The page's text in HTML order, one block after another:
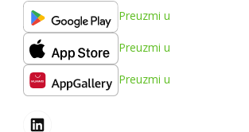
Preuzmi u
Preuzmi u
Preuzmi u